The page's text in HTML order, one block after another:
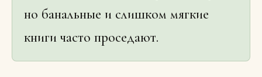
но банальные и слишком мягкие
книги часто проседают.